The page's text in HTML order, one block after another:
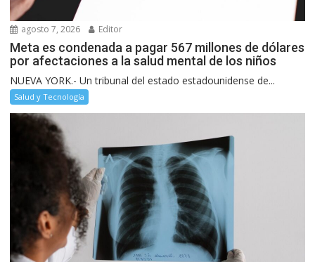
agosto 7, 2026 Editor
Meta es condenada a pagar 567 millones de dólares
por afectaciones a la salud mental de los niños
NUEVA YORK.- Un tribunal del estado estadounidense de...
Salud y Tecnología